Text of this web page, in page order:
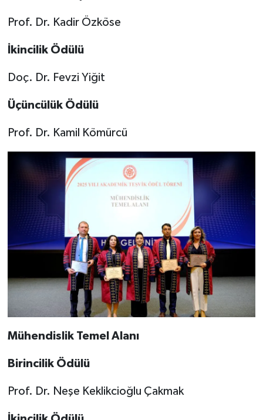
Prof. Dr. Kadir Özköse
İkincilik Ödülü
Doç. Dr. Fevzi Yiğit
Üçüncülük Ödülü
Prof. Dr. Kamil Kömürcü
Mühendislik Temel Alanı
Birincilik Ödülü
Prof. Dr. Neşe Keklikcioğlu Çakmak